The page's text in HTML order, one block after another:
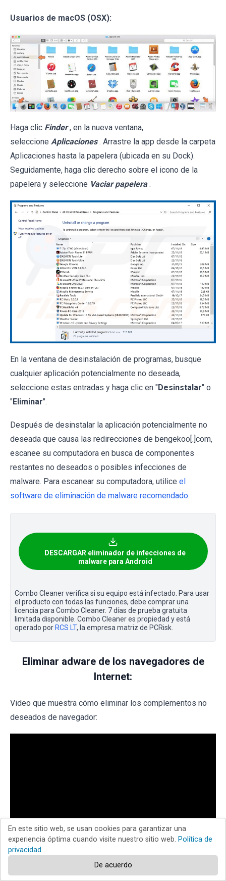
Usuarios de macOS (OSX):
Haga clic Finder , en la nueva ventana,
seleccione Aplicaciones . Arrastre la app desde la carpeta
Aplicaciones hasta la papelera (ubicada en su Dock).
Seguidamente, haga clic derecho sobre el icono de la
papelera y seleccione Vaciar papelera .
En la ventana de desinstalación de programas, busque
cualquier aplicación potencialmente no deseada,
seleccione estas entradas y haga clic en "Desinstalar" o
"Eliminar".
Después de desinstalar la aplicación potencialmente no
deseada que causa las redirecciones de bengekoo[.]com,
escanee su computadora en busca de componentes
restantes no deseados o posibles infecciones de
malware. Para escanear su computadora, utilice el
software de eliminación de malware recomendado.
DESCARGAR eliminador de infecciones de
malware para Android
Combo Cleaner verifica si su equipo está infectado. Para usar
el producto con todas las funciones, debe comprar una
licencia para Combo Cleaner. 7 días de prueba gratuita
limitada disponible. Combo Cleaner es propiedad y está
operado por RCS LT, la empresa matriz de PCRisk.
Eliminar adware de los navegadores de
Internet:
Video que muestra cómo eliminar los complementos no
deseados de navegador:
En este sitio web, se usan cookies para garantizar una
experiencia óptima cuando visite nuestro sitio web. Política de
privacidad
De acuerdo